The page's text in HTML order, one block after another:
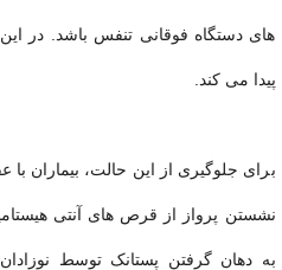
های دستگاه فوقانی تنفس باشد.
پیدا می کند.
برای جلوگیری از این حالت، بیماران
نشستن پرواز از قرص های آنتی
به دهان گرفتن پستانک توسط